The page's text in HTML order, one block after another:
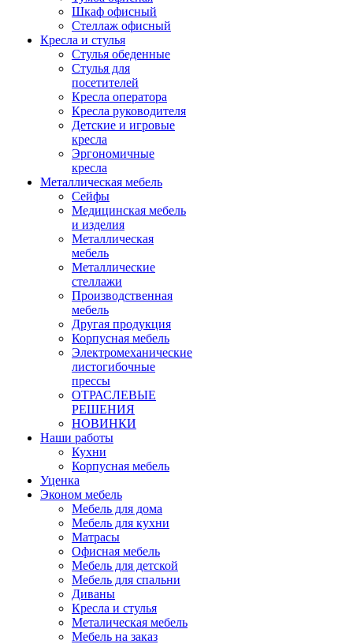
Шкаф офисный
Стеллаж офисный
Кресла и стулья
Стулья обеденные
Стулья для
посетителей
Кресла оператора
Кресла руководителя
Детские и игровые
кресла
Эргономичные
кресла
Металлическая мебель
Сейфы
Медицинская мебель
и изделия
Металлическая
мебель
Металлические
стеллажи
Производственная
мебель
Другая продукция
Корпусная мебель
Электромеханические
листогибочные
прессы
ОТРАСЛЕВЫЕ
РЕШЕНИЯ
НОВИНКИ
Наши работы
Кухни
Корпусная мебель
Уценка
Эконом мебель
Мебель для дома
Мебель для кухни
Матрасы
Офисная мебель
Мебель для детской
Мебель для спальни
Диваны
Кресла и стулья
Металическая мебель
Мебель на заказ